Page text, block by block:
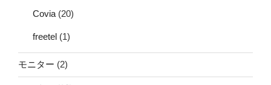
Covia (20)
freetel (1)
モニター (2)